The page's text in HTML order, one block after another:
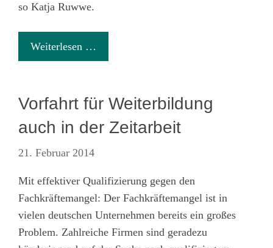
so Katja Ruwwe.
Weiterlesen …
Vorfahrt für Weiterbildung
auch in der Zeitarbeit
21. Februar 2014
Mit effektiver Qualifizierung gegen den
Fachkräftemangel: Der Fachkräftemangel ist in
vielen deutschen Unternehmen bereits ein großes
Problem. Zahlreiche Firmen sind geradezu